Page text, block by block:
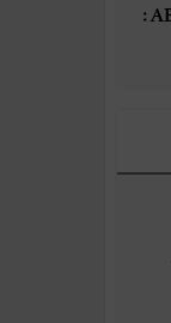
بنك ABC يطلق تطبيقته ABC CLIC :